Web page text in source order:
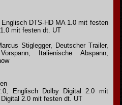
DTS-HD MA 1.0 mit festen
mit festen dt. UT
Stiglegger, Deutscher Trailer,
Italienische Abspann,
Englisch Dolby Digital 2.0 mit
2.0 mit festen dt. UT